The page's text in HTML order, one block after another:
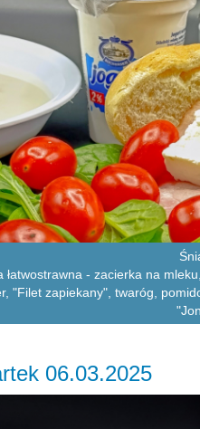
łatwostrawna - zacierka na
"Filet zapiekany", twaróg,
06.03.2025